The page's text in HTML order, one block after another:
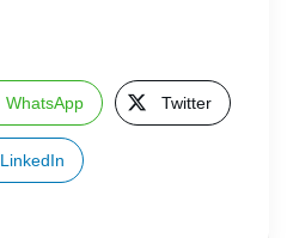
WhatsApp Twitter
LinkedIn